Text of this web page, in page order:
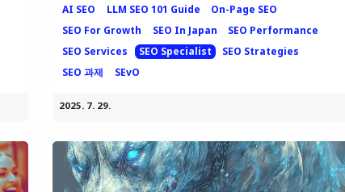
AI SEO LLM SEO 101 Guide
On-Page SEO
SEO For Growth
SEO In Japan
SEO Performance
SEO Services
SEO Specialist
SEO Strategies
SEO 과제
SEvO
2025. 7. 29.